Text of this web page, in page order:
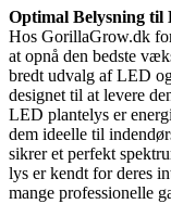
Optimal Belysning til
Hos GorillaGrow.dk
at opnå den bedste
bredt udvalg af LED
designet til at levere
LED plantelys er
dem ideelle til
sikrer et perfekt
lys er kendt for deres
mange professionelle